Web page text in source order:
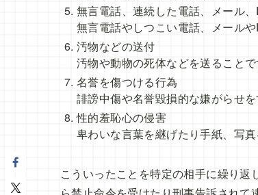
無言電話、連続した電話、メール
無言電話やしつこい電話、メール
汚物などの送付
汚物や動物の死体などを送ることで
名誉を傷つける行為
誹謗中傷や名誉毀損的な嫌がらせを
性的羞恥心の侵害
卑わいな言葉を継げたり手紙、写
こういったことを特定の相手に繰り